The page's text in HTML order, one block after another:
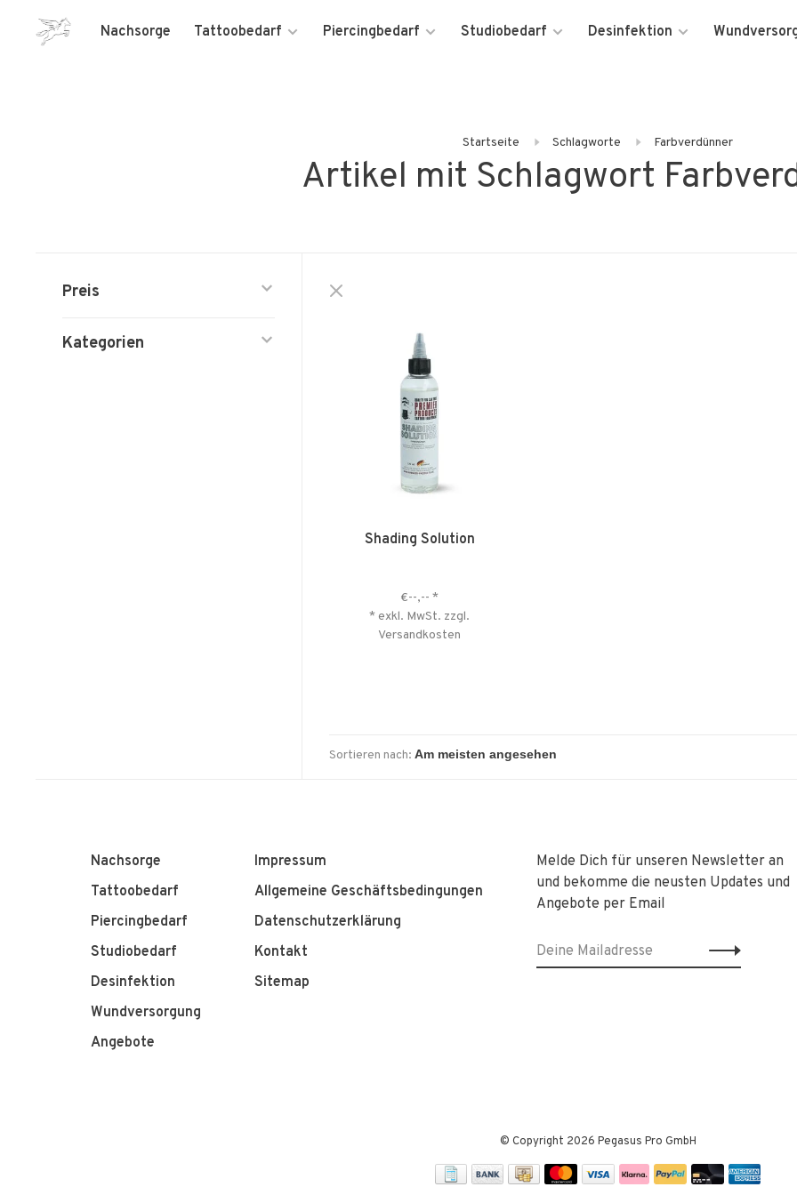
Nachsorge Tattoobedarf Piercingbedarf Studiobedarf Desinfektion
Startseite Schlagworte Farbverdünner
Artikel mit Schlagwort
Preis
Kategorien
Shading Solution
€--,-- *
* exkl. MwSt. zzgl.
Versandkosten
Sortieren nach:
Nachsorge
Tattoobedarf
Piercingbedarf
Studiobedarf
Desinfektion
Wundversorgung
Angebote
Impressum
Allgemeine Geschäftsbedingungen
Datenschutzerklärung
Kontakt
Sitemap
Melde Dich für unseren Newsletter an
und bekomme die neusten Updates und
Angebote per Email
© Copyright 2026 Pegasus Pro GmbH